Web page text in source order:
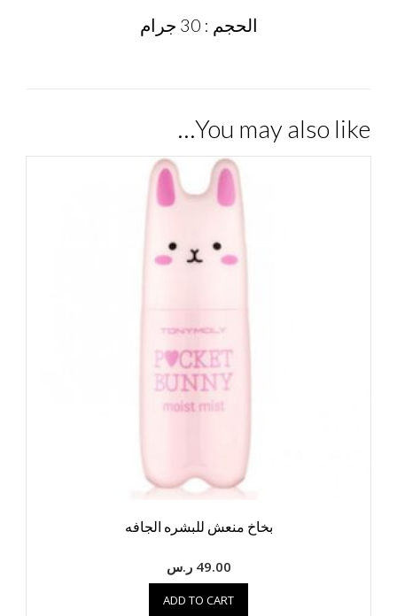
الحجم : 30 جرام
You may also like…
بخاخ منعش للبشره الجافه
49.00 ر.س
ADD TO CART